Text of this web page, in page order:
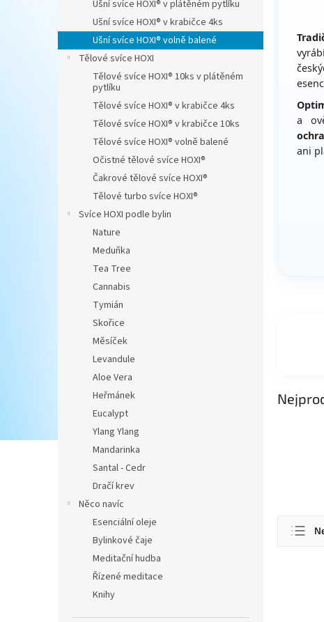
e
l
Ušní svíce HOXI® v plátěném pytlíku
Ušní svíce HOXI® v krabičce 4ks
Ušní svíce HOXI® volně balené
Tělové svíce HOXI
Tělové svíce HOXI® 10ks v plátěném
pytlíku
Tělové svíce HOXI® v krabičce 4ks
Tělové svíce HOXI® v krabičce 10ks
Tělové svíce HOXI® volně balené
Očistné tělové svíce HOXI®
Čakrové tělové svíce HOXI®
Tělové turbo svíce HOXI®
Svíce HOXI podle bylin
Nature
Meduňka
Tea Tree
Cannabis
Tymián
Skořice
Měsíček
Levandule
Aloe Vera
Heřmánek
Eucalypt
Ylang Ylang
Mandarinka
Santal - Cedr
Dračí krev
Něco navíc
Esenciální oleje
Bylinkové čaje
Meditační hudba
Řízené meditace
Knihy
a
ani